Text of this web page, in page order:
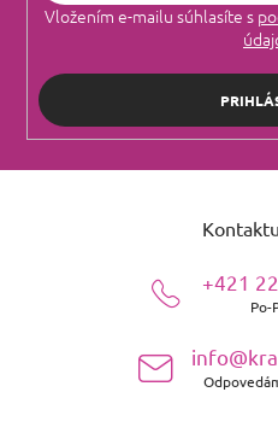
Vložením e-mailu súhlasíte s
+421
Po-